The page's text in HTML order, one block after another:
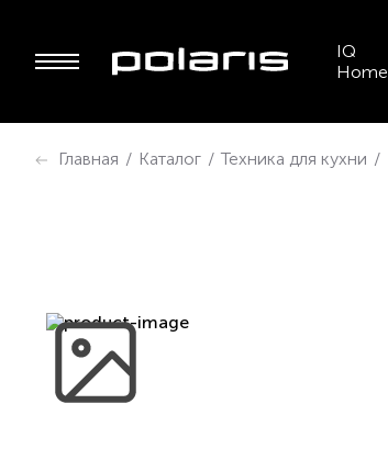
IQ
Home
Главная / Каталог / Техника для кухни /